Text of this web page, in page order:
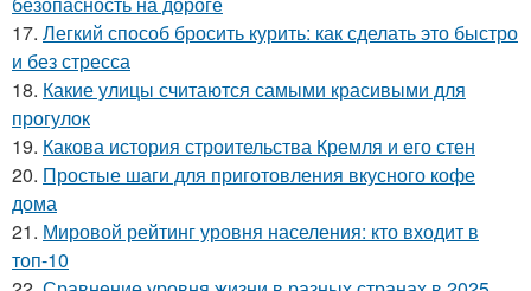
17. Легкий способ бросить курить: как сделать это быстро
и без стресса
18. Какие улицы считаются самыми красивыми для
прогулок
19. Какова история строительства Кремля и его стен
20. Простые шаги для приготовления вкусного кофе
дома
21. Мировой рейтинг уровня населения: кто входит в
топ-10